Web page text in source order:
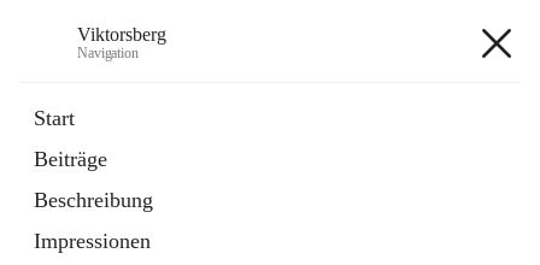
Viktorsberg
Navigation
Start
Beiträge
Beschreibung
Impressionen
1 Schnellzugriff
Bürgerservice